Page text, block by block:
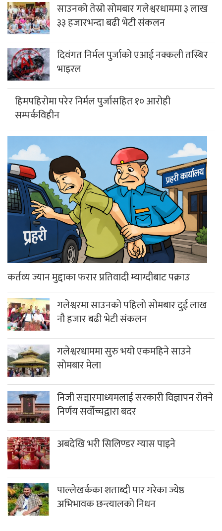
साउनको तेस्रो सोमबार गलेश्वरधाममा ३ लाख
३३ हजारभन्दा बढी भेटी संकलन
दिवंगत निर्मल पुर्जाको एआई नक्कली तस्बिर
भाइरल
हिमपहिरोमा परेर निर्मल पुर्जासहित १० आरोही
सम्पर्कविहीन
कर्तव्य ज्यान मुद्दाका फरार प्रतिवादी म्याग्दीबाट पक्राउ
गलेश्वरमा साउनको पहिलो सोमबार दुई लाख
नौ हजार बढी भेटी संकलन
गलेश्वरधाममा सुरु भयो एकमहिने साउने
सोमबार मेला
निजी सञ्चारमाध्यमलाई सरकारी विज्ञापन रोक्ने
निर्णय सर्वोच्चद्वारा बदर
अबदेखि भरी सिलिण्डर ग्यास पाइने
पाल्लेखर्कका शताब्दी पार गरेका ज्येष्ठ
अभिभावक छन्त्यालको निधन